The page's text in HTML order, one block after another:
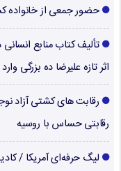
حضور جمعی از خانواده
تألیف کتاب منابع
اثر تازه علیرضا ده بزرگی
رقابت های کشتی آزاد
رقابتی حساس با روسیه
لیگ حرفه‌ای آمریکا /